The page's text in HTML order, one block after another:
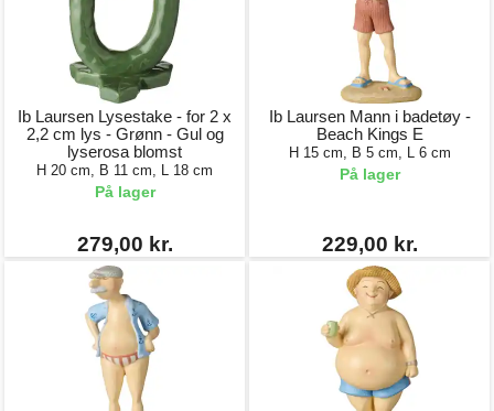
Ib Laursen Lysestake - for 2 x
2,2 cm lys - Grønn - Gul og
lyserosa blomst
H 20 cm, B 11 cm, L 18 cm
På lager
279,00 kr.
Ib Laursen Mann i badetøy -
Beach Kings E
H 15 cm, B 5 cm, L 6 cm
På lager
229,00 kr.